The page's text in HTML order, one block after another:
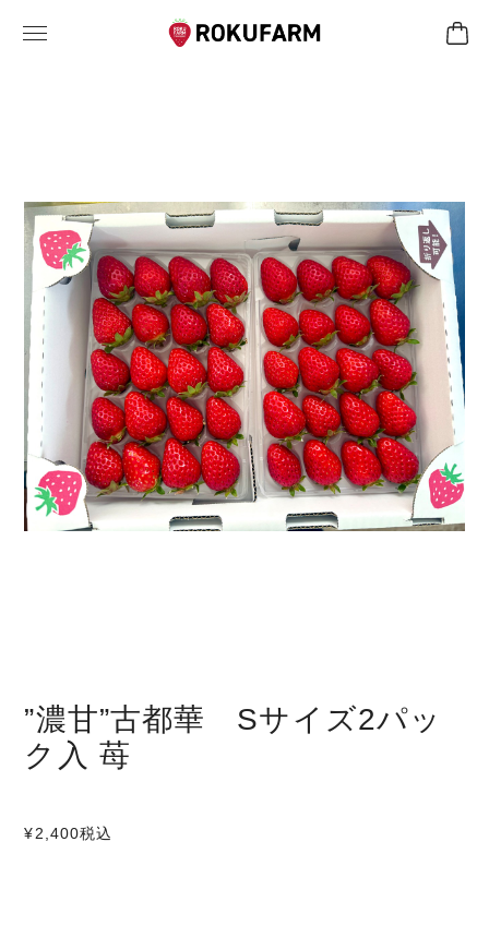
”濃甘”古都華 Sサイズ2パッ
ク入 苺
¥2,400税込